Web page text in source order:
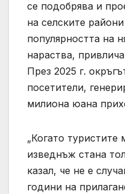
се подобрява и
на селските
популярността на
нараства,
През 2025 г.
посетители,
милиона юана
„Когато
изведнъж стана
казал, че не е
години на